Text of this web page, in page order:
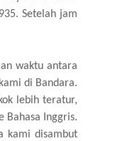
Setelah jam
waktu antara
di Bandara.
lebih teratur,
Bahasa Inggris.
kami disambut